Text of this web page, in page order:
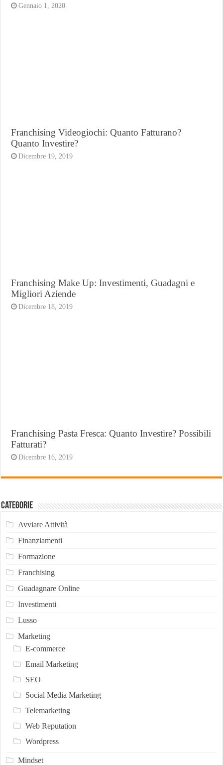
Gennaio 1, 2020
Franchising Videogiochi: Quanto Fatturano?
Quanto Investire?
Dicembre 19, 2019
Franchising Make Up: Investimenti, Guadagni e
Migliori Aziende
Dicembre 18, 2019
Franchising Pasta Fresca: Quanto Investire? Possibili
Fatturati?
Dicembre 16, 2019
Categorie
Avviare Attività
Finanziamenti
Formazione
Franchising
Guadagnare Online
Investimenti
Lusso
Marketing
E-commerce
Email Marketing
SEO
Social Media Marketing
Telemarketing
Web Reputation
Wordpress
Mindset